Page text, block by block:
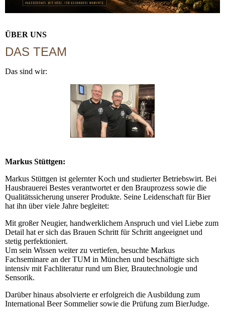
ÜBER UNS
DAS TEAM
Das sind wir:
Markus Stüttgen:
Markus Stüttgen ist gelernter Koch und studierter Betriebswirt. Bei
Hausbrauerei Bestes verantwortet er den Brauprozess sowie die
Qualitätssicherung unserer Produkte. Seine Leidenschaft für Bier
hat ihn über viele Jahre begleitet:
Mit großer Neugier, handwerklichem Anspruch und viel Liebe zum
Detail hat er sich das Brauen Schritt für Schritt angeeignet und
stetig perfektioniert.
Um sein Wissen weiter zu vertiefen, besuchte Markus
Fachseminare an der TUM in München und beschäftigte sich
intensiv mit Fachliteratur rund um Bier, Brautechnologie und
Sensorik.
Darüber hinaus absolvierte er erfolgreich die Ausbildung zum
International Beer Sommelier sowie die Prüfung zum BierJudge.